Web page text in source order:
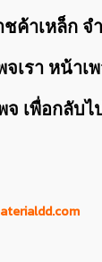
ค้าเหล็ก จ
รา หน้าเ
เพื่อกลับไ